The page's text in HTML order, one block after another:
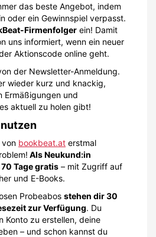
das beste Angebot, indem
oder ein Gewinnspiel verpasst.
Firmenfolger ein! Damit
uns informiert, wenn ein neuer
Aktionscode online geht.
der Newsletter-Anmeldung.
wieder kurz und knackig,
Ermäßigungen und
aktuell zu holen gibt!
von bookbeat.at erstmal
Als Neukund:in
Tage gratis – mit Zugriff auf
und E-Books.
Probeabos stehen dir 30
zur Verfügung. Du
Konto zu erstellen, deine
– und schon kannst du